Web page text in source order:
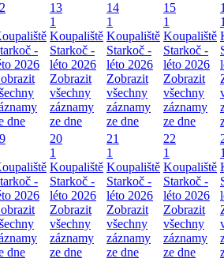
-
2026
dne
13
1
Koupaliště
Starkoč -
léto 2026
Zobrazit
všechny
záznamy
ze dne
14
1
Koupaliště
Starkoč -
léto 2026
Zobrazit
všechny
záznamy
ze dne
15
1
Koupaliště
Starkoč -
léto 2026
Zobrazit
všechny
záznamy
ze dne
-
2026
dne
20
1
Koupaliště
Starkoč -
léto 2026
Zobrazit
všechny
záznamy
ze dne
21
1
Koupaliště
Starkoč -
léto 2026
Zobrazit
všechny
záznamy
ze dne
22
1
Koupaliště
Starkoč -
léto 2026
Zobrazit
všechny
záznamy
ze dne